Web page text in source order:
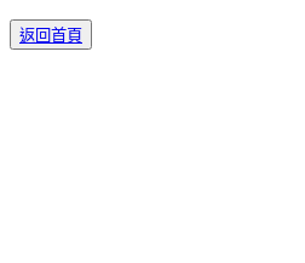
返回首頁